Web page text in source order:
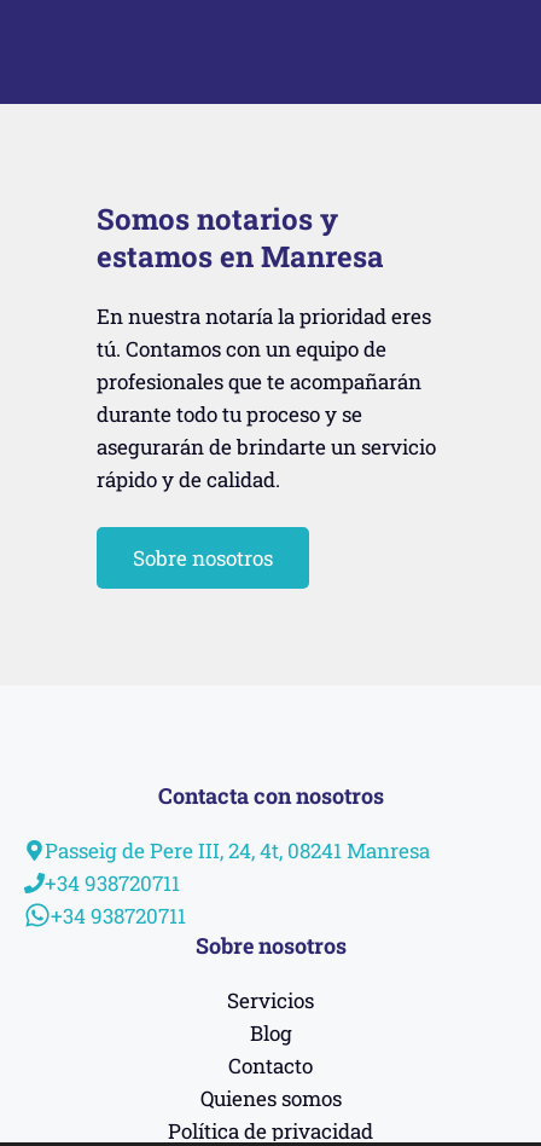
Somos notarios y
estamos en Manresa
En nuestra notaría la prioridad eres
tú. Contamos con un equipo de
profesionales que te acompañarán
durante todo tu proceso y se
asegurarán de brindarte un servicio
rápido y de calidad.
Sobre nosotros
Contacta con nosotros
Passeig de Pere III, 24, 4t, 08241 Manresa
+34 938720711
+34 938720711
Sobre nosotros
Servicios
Blog
Contacto
Quienes somos
Política de privacidad